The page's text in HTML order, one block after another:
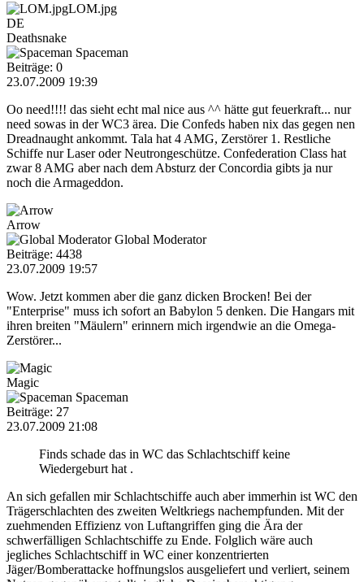
LOM.jpg
DE
Deathsnake
Spaceman
Beiträge: 0
23.07.2009 19:39
Oo need!!!! das sieht echt mal nice aus ^^ hätte gut feuerkraft... nur
need sowas in der WC3 ärea. Die Confeds haben nix das gegen nen
Dreadnaught ankommt. Tala hat 4 AMG, Zerstörer 1. Restliche
Schiffe nur Laser oder Neutrongeschütze. Confederation Class hat
zwar 8 AMG aber nach dem Absturz der Concordia gibts ja nur
noch die Armageddon.
Arrow
Global Moderator
Beiträge: 4438
23.07.2009 19:57
Wow. Jetzt kommen aber die ganz dicken Brocken! Bei der
"Enterprise" muss ich sofort an Babylon 5 denken. Die Hangars mit
ihren breiten "Mäulern" erinnern mich irgendwie an die Omega-
Zerstörer...
Magic
Spaceman
Beiträge: 27
23.07.2009 21:08
Finds schade das in WC das Schlachtschiff keine
Wiedergeburt hat .
An sich gefallen mir Schlachtschiffe auch aber immerhin ist WC den
Trägerschlachten des zweiten Weltkriegs nachempfunden. Mit der
zuehmenden Effizienz von Luftangriffen ging die Ära der
schwerfälligen Schlachtschiffe zu Ende. Folglich wäre auch
jegliches Schlachtschiff in WC einer konzentrierten
Jäger/Bomberattacke hoffnungslos ausgeliefert und verliert, seinem